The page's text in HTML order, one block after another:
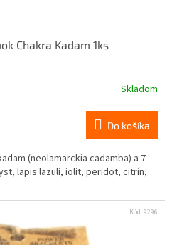
Chakra Kadam 1ks
Skladom
Do košíka
(neolamarckia cadamba) a 7
lapis lazuli, iolit, peridot, citrín,
Kód:9296